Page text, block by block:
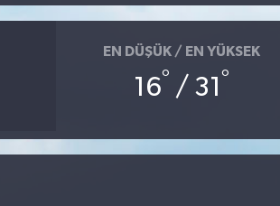
EN DÜŞÜK / EN YÜKSEK
16° / 31 °